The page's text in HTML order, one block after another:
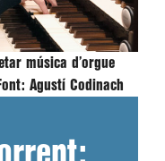
música d’orgue
Agustí Codinach